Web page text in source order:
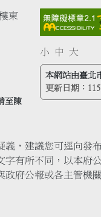
東
至陳
小 中 大
本網站由臺北
更新日期：
，建議您可逕向發
有所不同，以本府
府公報或各主管機